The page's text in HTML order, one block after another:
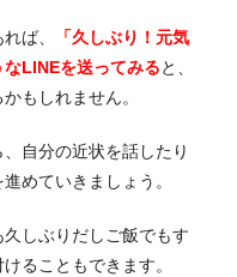
ば、
「久しぶり！元気
LINEを送ってみると、
もしれません。
自分の近状を話したり
めていきましょう。
しぶりだしご飯でもす
ることもできます。